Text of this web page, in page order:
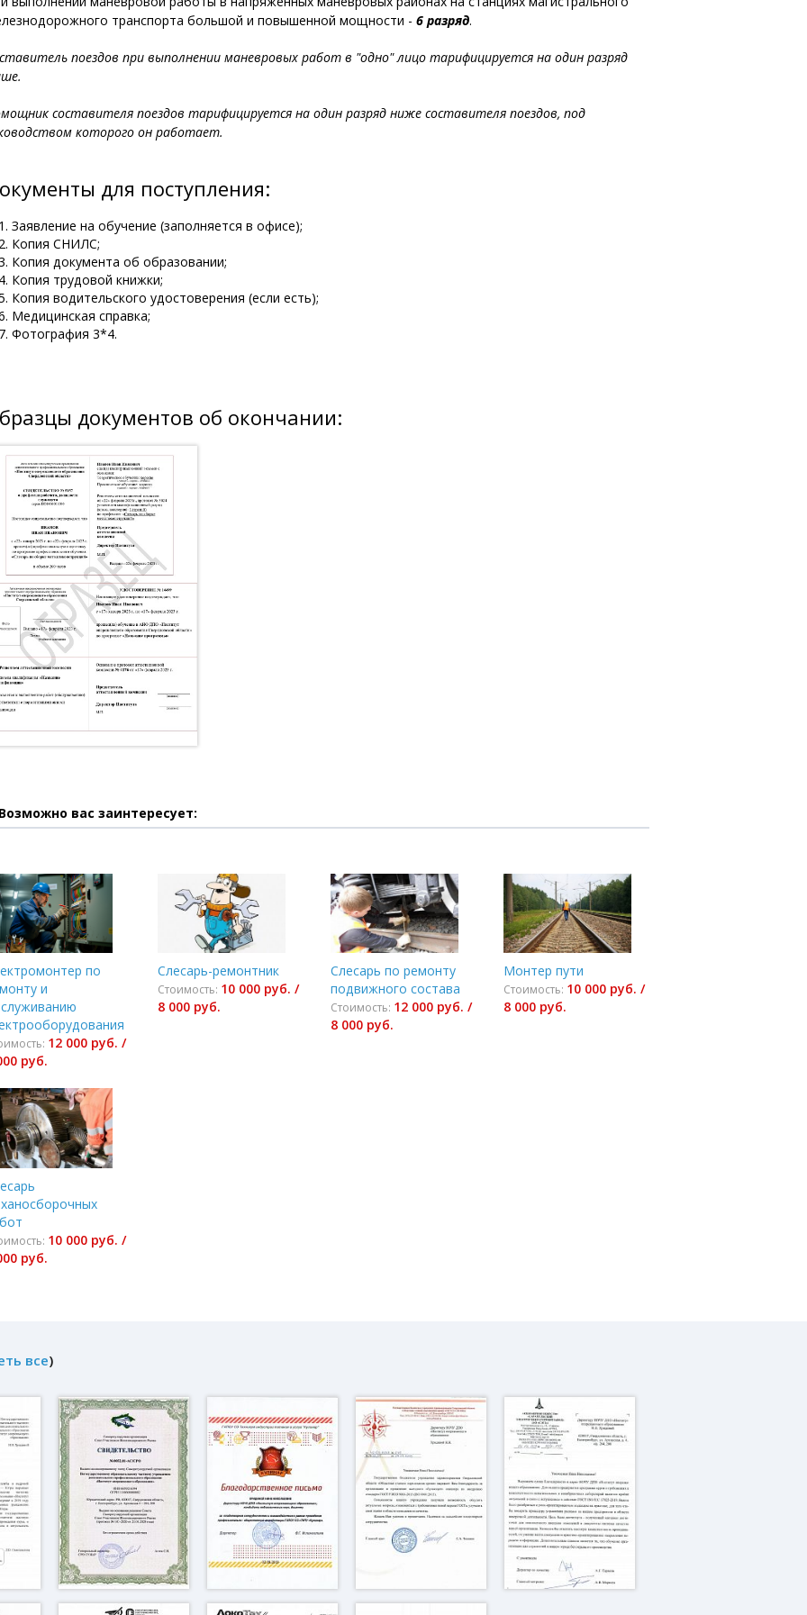
транспорта большой и повышенной мощности - 6 разряд.
поездов при выполнении маневровых работ в "одно" лицо тарифицируется на один разряд
составителя поездов тарифицируется на один разряд ниже составителя поездов, под
которого он работает.
для поступления:
Заявление на обучение (заполняется в офисе);
Копия СНИЛС;
Копия документа об образовании;
Копия трудовой книжки;
Копия водительского удостоверения (если есть);
Медицинская справка;
Фотография 3*4.
документов об окончании:
вас заинтересует:
по
и
12 000 руб. /
руб.
Слесарь-ремонтник
Стоимость: 10 000 руб. /
8 000 руб.
Слесарь по ремонту
подвижного состава
Стоимость: 12 000 руб. /
8 000 руб.
Монтер пути
Стоимость: 10 000 руб. /
8 000 руб.
10 000 руб. /
руб.
все)